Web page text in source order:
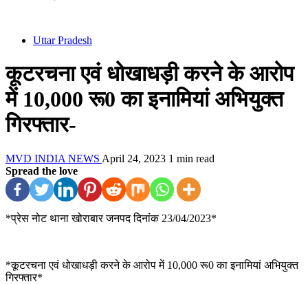
Uttar Pradesh
कूटरचना एवं धोखाधड़ी करने के आरोप
में 10,000 रू0 का इनामियां अभियुक्त
गिरफ्तार-
MVD INDIA NEWS April 24, 2023 1 min read
Spread the love
*प्रेस नोट थाना खोराबार जनपद दिनांक 23/04/2023*
*कूटरचना एवं धोखाधड़ी करने के आरोप में 10,000 रू0 का इनामियां अभियुक्त
गिरफ्तार*